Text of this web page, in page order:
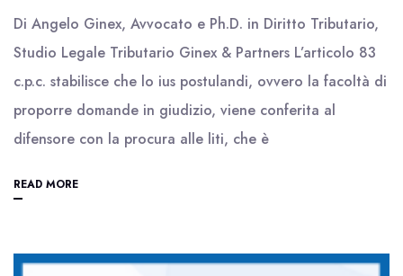
Di Angelo Ginex, Avvocato e Ph.D. in Diritto Tributario,
Studio Legale Tributario Ginex & Partners L’articolo 83
c.p.c. stabilisce che lo ius postulandi, ovvero la facoltà di
proporre domande in giudizio, viene conferita al
difensore con la procura alle liti, che è
READ MORE